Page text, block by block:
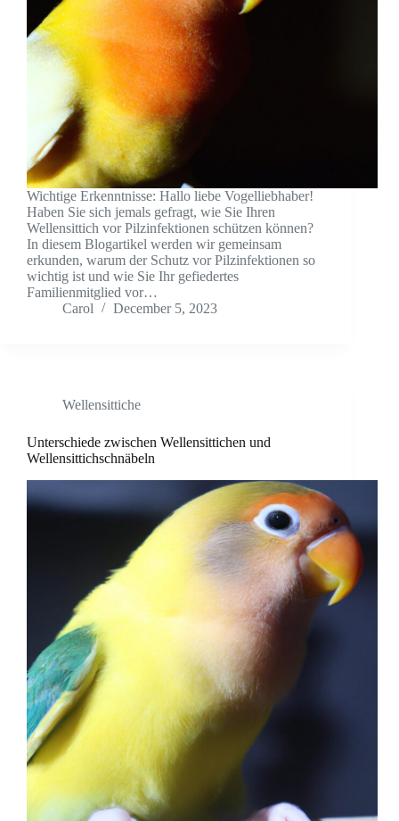
Wichtige Erkenntnisse: Hallo liebe Vogelliebhaber!
Haben Sie sich jemals gefragt, wie Sie Ihren
Wellensittich vor Pilzinfektionen schützen können?
In diesem Blogartikel werden wir gemeinsam
erkunden, warum der Schutz vor Pilzinfektionen so
wichtig ist und wie Sie Ihr gefiedertes
Familienmitglied vor…
Carol
December 5, 2023
Wellensittiche
Unterschiede zwischen Wellensittichen und
Wellensittichschnäbeln